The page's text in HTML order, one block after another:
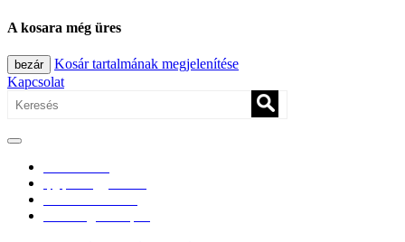
A kosara még üres
bezár
Kosár tartalmának megjelenítése
Kapcsolat